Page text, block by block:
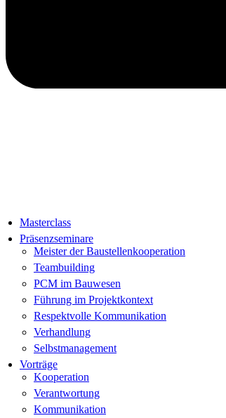
Masterclass
Präsenzseminare
Meister der Baustellenkooperation
Teambuilding
PCM im Bauwesen
Führung im Projektkontext
Respektvolle Kommunikation
Verhandlung
Selbstmanagement
Vorträge
Kooperation
Verantwortung
Kommunikation